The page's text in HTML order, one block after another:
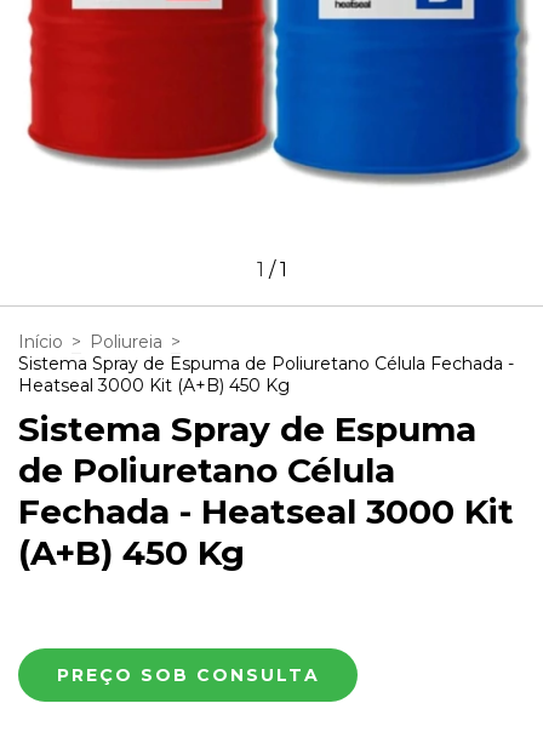
1 /1
Início > Poliureia >
Sistema Spray de Espuma de Poliuretano Célula Fechada -
Heatseal 3000 Kit (A+B) 450 Kg
Sistema Spray de Espuma
de Poliuretano Célula
Fechada - Heatseal 3000 Kit
(A+B) 450 Kg